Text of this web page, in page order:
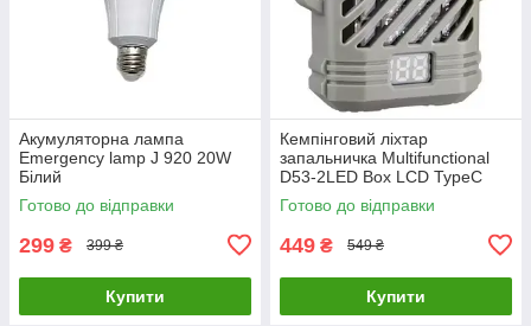
Акумуляторна лампа
Emergency lamp J 920 20W
Білий
Готово до відправки
299 ₴ 399 ₴
Купити
Кемпінговий ліхтар
запальничка Multifunctional
D53-2LED Box LCD TypeC
(3+1 режим)
Готово до відправки
449 ₴ 549 ₴
Купити